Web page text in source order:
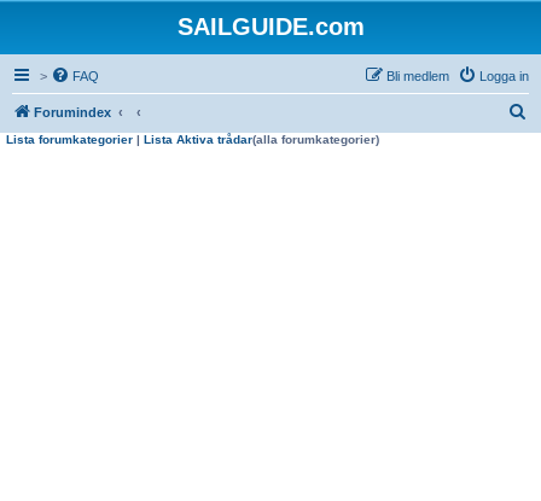
SAILGUIDE.com
> FAQ Logga in
Bli medlem
Forumindex
Lista forumkategorier | Lista Aktiva trådar(alla forumkategorier)